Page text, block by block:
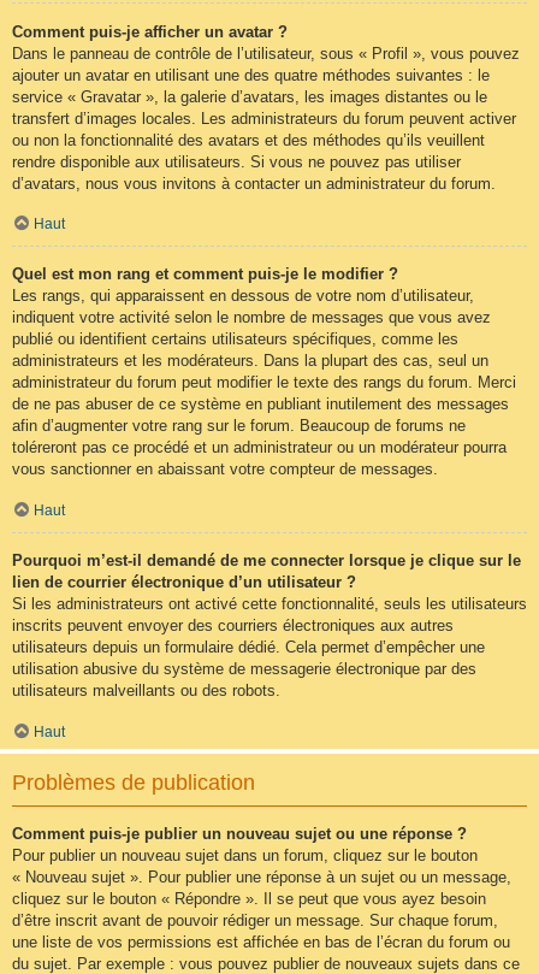
Comment puis-je afficher un avatar ?
Dans le panneau de contrôle de l’utilisateur, sous « Profil », vous pouvez
ajouter un avatar en utilisant une des quatre méthodes suivantes : le
service « Gravatar », la galerie d’avatars, les images distantes ou le
transfert d’images locales. Les administrateurs du forum peuvent activer
ou non la fonctionnalité des avatars et des méthodes qu’ils veuillent
rendre disponible aux utilisateurs. Si vous ne pouvez pas utiliser
d’avatars, nous vous invitons à contacter un administrateur du forum.
Haut
Quel est mon rang et comment puis-je le modifier ?
Les rangs, qui apparaissent en dessous de votre nom d’utilisateur,
indiquent votre activité selon le nombre de messages que vous avez
publié ou identifient certains utilisateurs spécifiques, comme les
administrateurs et les modérateurs. Dans la plupart des cas, seul un
administrateur du forum peut modifier le texte des rangs du forum. Merci
de ne pas abuser de ce système en publiant inutilement des messages
afin d’augmenter votre rang sur le forum. Beaucoup de forums ne
toléreront pas ce procédé et un administrateur ou un modérateur pourra
vous sanctionner en abaissant votre compteur de messages.
Haut
Pourquoi m’est-il demandé de me connecter lorsque je clique sur le
lien de courrier électronique d’un utilisateur ?
Si les administrateurs ont activé cette fonctionnalité, seuls les utilisateurs
inscrits peuvent envoyer des courriers électroniques aux autres
utilisateurs depuis un formulaire dédié. Cela permet d’empêcher une
utilisation abusive du système de messagerie électronique par des
utilisateurs malveillants ou des robots.
Haut
Problèmes de publication
Comment puis-je publier un nouveau sujet ou une réponse ?
Pour publier un nouveau sujet dans un forum, cliquez sur le bouton
« Nouveau sujet ». Pour publier une réponse à un sujet ou un message,
cliquez sur le bouton « Répondre ». Il se peut que vous ayez besoin
d’être inscrit avant de pouvoir rédiger un message. Sur chaque forum,
une liste de vos permissions est affichée en bas de l’écran du forum ou
du sujet. Par exemple : vous pouvez publier de nouveaux sujets dans ce